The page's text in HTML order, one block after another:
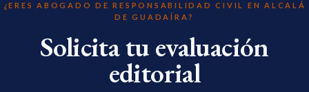
¿ERES ABOGADO DE RESPONSABILIDAD CIVIL EN ALCALÁ
DE GUADAÍRA?
Solicita tu evaluación
editorial